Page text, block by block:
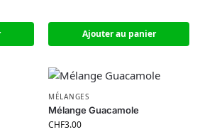
Ajouter au panier
MÉLANGES
Mélange Guacamole
CHF3.00